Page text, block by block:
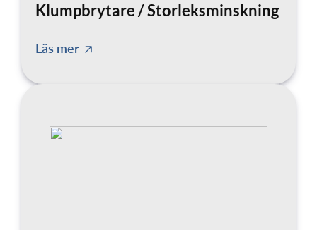
Klumpbrytare / Storleksminskning
Läs mer